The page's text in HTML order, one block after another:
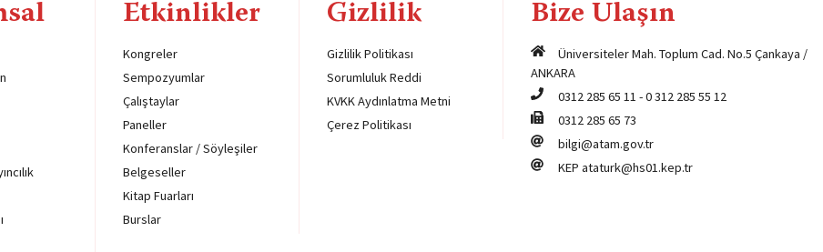
Etkinlikler
Kongreler
Sempozyumlar
Çalıştaylar
Paneller
Konferanslar / Söyleşiler
Belgeseller
Kitap Fuarları
Burslar
Gizlilik
Gizlilik Politikası
Sorumluluk Reddi
KVKK Aydınlatma Metni
Çerez Politikası
Bize Ulaşın
Üniversiteler Mah. Toplum Cad. No.5 Çankaya /
ANKARA
0312 285 65 11 -0 312 285 55 12
0312 285 65 73
bilgi@atam.gov.tr
KEP ataturk@hs01.kep.tr